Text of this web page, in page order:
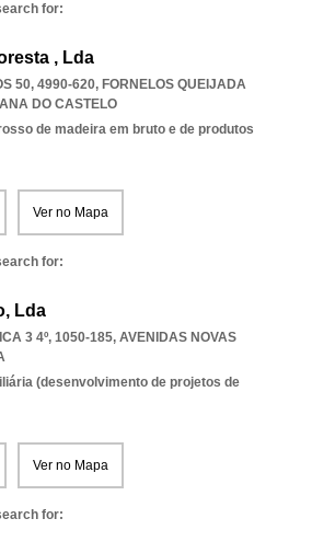
for:
, Lda
50, 4990-620, FORNELOS QUEIJADA
DO CASTELO
de madeira em bruto e de produtos
Ver no Mapa
for:
Lda
3 4º, 1050-185, AVENIDAS NOVAS
(desenvolvimento de projetos de
Ver no Mapa
for: